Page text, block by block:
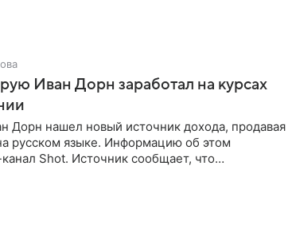
Иван Дорн заработал на курсах
Дорн нашел новый источник дохода, продавая
русском языке. Информацию об этом
Shot. Источник сообщает, что